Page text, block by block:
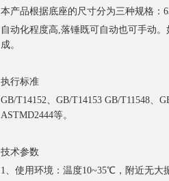
本产品根据底座的尺寸分为三种规格：
自动化程度高,落锤既可自动也可手动
成。
执行标准
GB/T14152、GB/T14153 GB/T11548、
ASTMD2444等。
技术参数
1、使用环境：温度10~35℃，附近无大